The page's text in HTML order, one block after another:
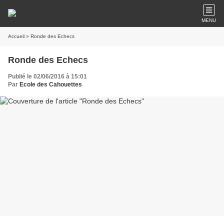
MENU
Accueil » Ronde des Echecs
Ronde des Echecs
Publié le 02/06/2016 à 15:01
Par Ecole des Cahouettes